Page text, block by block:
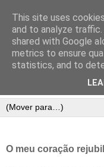
O meu coração
This site uses
and to analyze traffic.
shared with Google
metrics to ensure
statistics, and to